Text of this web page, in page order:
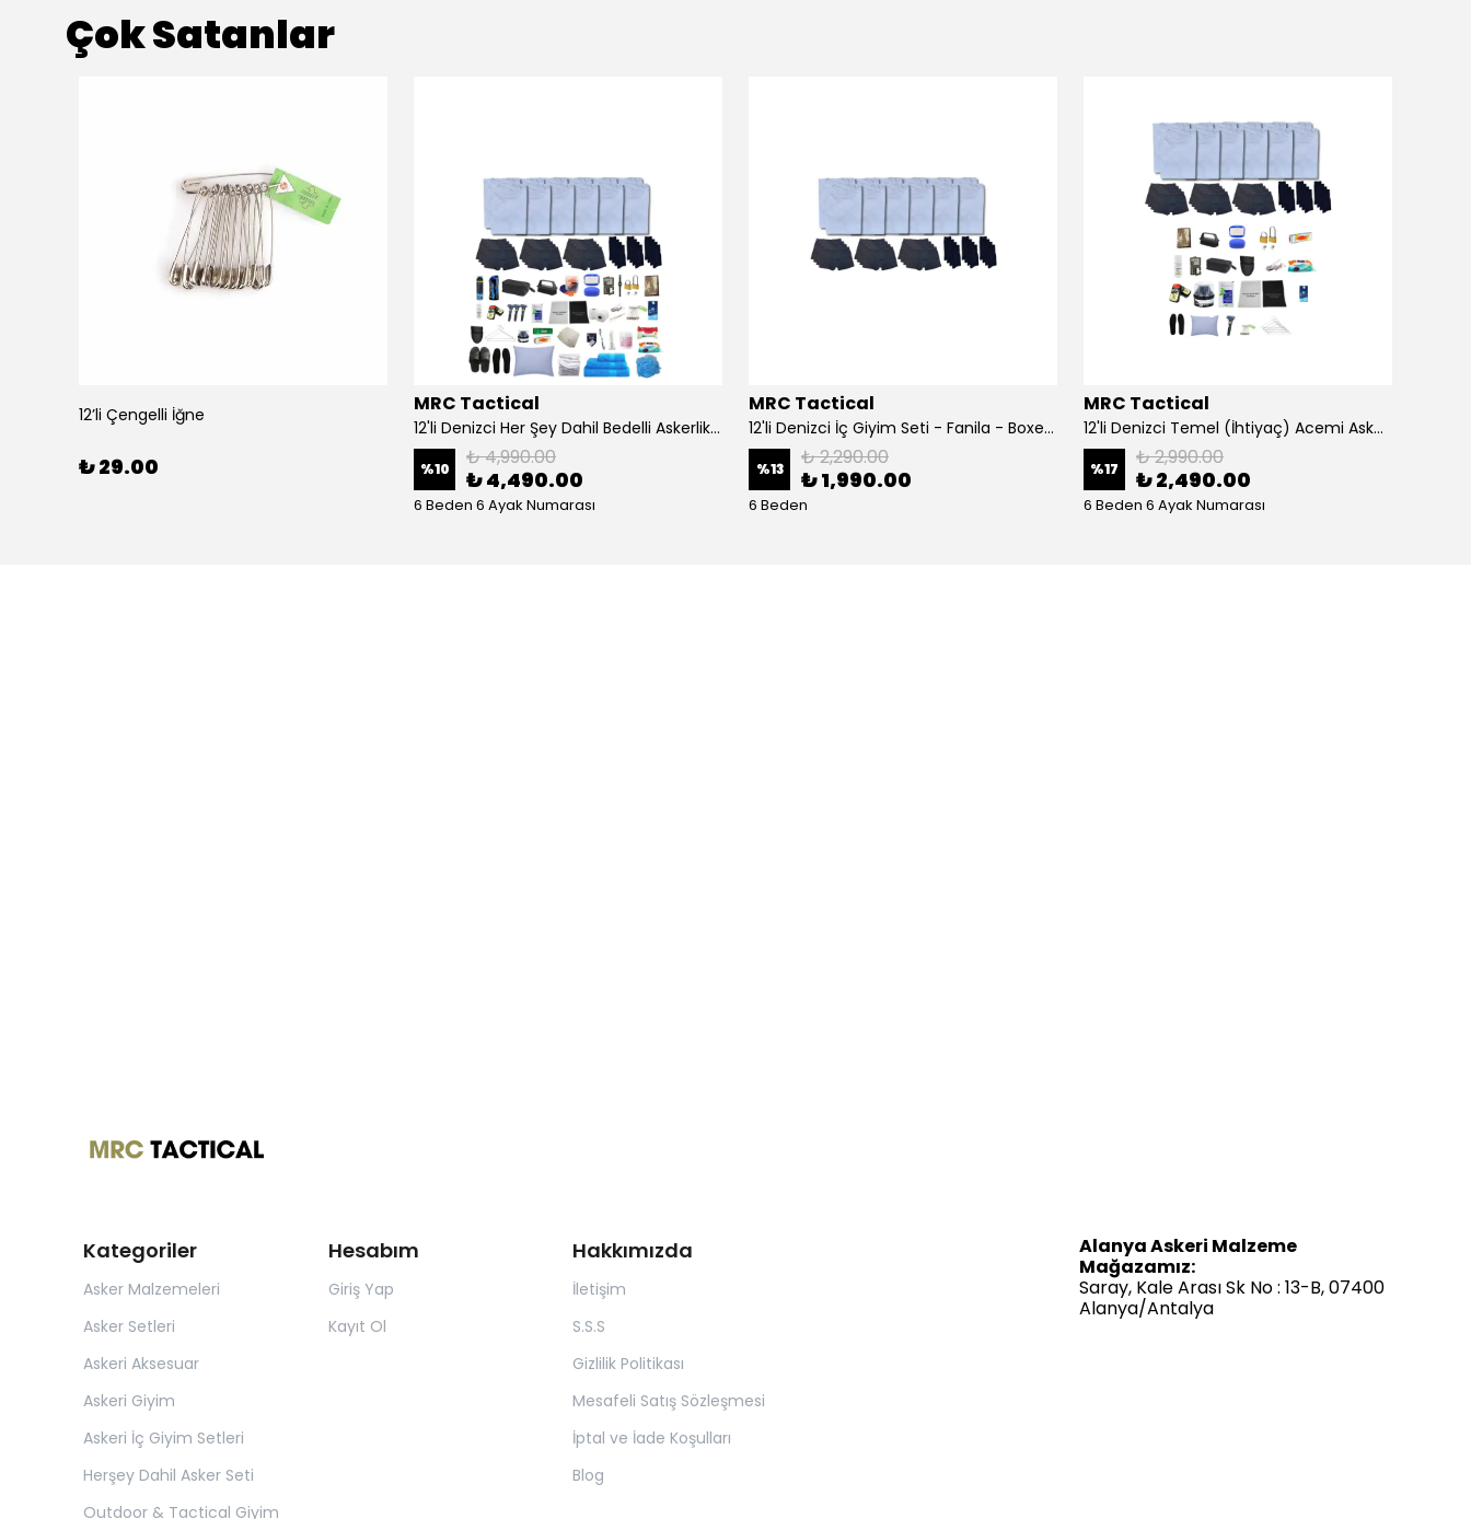
Çok Satanlar
12’li Çengelli İğne
₺ 29.00
MRC Tactical
12'li Denizci Her Şey Dahil Bedelli Askerlik Seti
%10 ₺ 4,990.00
₺ 4,490.00
6 Beden 6 Ayak Numarası
MRC Tactical
12'li Denizci İç Giyim Seti - Fanila - Boxer - Çorap - Acemi Ve Bedelli Malzemesi
%13 ₺ 2,290.00
₺ 1,990.00
6 Beden
MRC Tactical
12'li Denizci Temel (İhtiyaç) Acemi Asker Seti Bedelli Askerlik Malzemeleri
%17 ₺ 2,990.00
₺ 2,490.00
6 Beden 6 Ayak Numarası
Kategoriler
Asker Malzemeleri
Asker Setleri
Askeri Aksesuar
Askeri Giyim
Askeri İç Giyim Setleri
Herşey Dahil Asker Seti
Outdoor & Tactical Giyim
Hesabım
Giriş Yap
Kayıt Ol
Hakkımızda
İletişim
S.S.S
Gizlilik Politikası
Mesafeli Satış Sözleşmesi
İptal ve İade Koşulları
Blog
Alanya Askeri Malzeme
Mağazamız:
Saray, Kale Arası Sk No : 13-B, 07400
Alanya/Antalya